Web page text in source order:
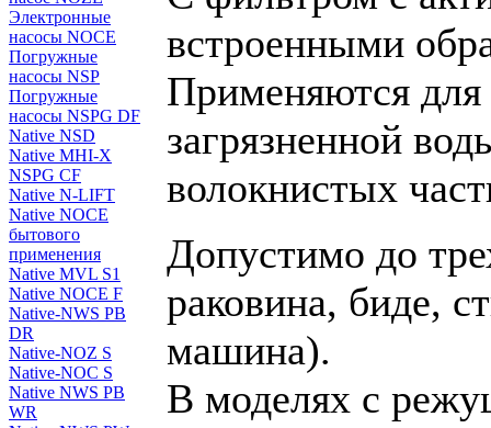
Электронные
насосы NOCE
Погружные
насосы NSP
Погружные
насосы NSPG DF
Native NSD
Native MHI-X
NSPG CF
Native N-LIFT
Native NOCE
бытового
применения
Native MVL S1
Native NOCE F
Native-NWS PB
DR
Native-NOZ S
Native-NOC S
Native NWS PB
WR
встроенными
Применяются для
загрязненной
волокнистых
Допустимо до
раковина, биде,
машина).
В моделях с